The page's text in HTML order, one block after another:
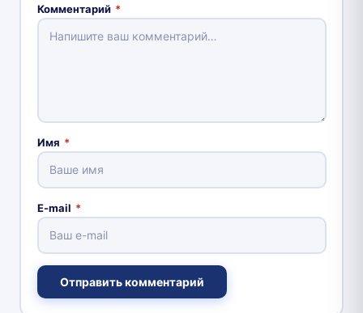
Комментарий *
Имя *
E-mail *
Отправить комментарий